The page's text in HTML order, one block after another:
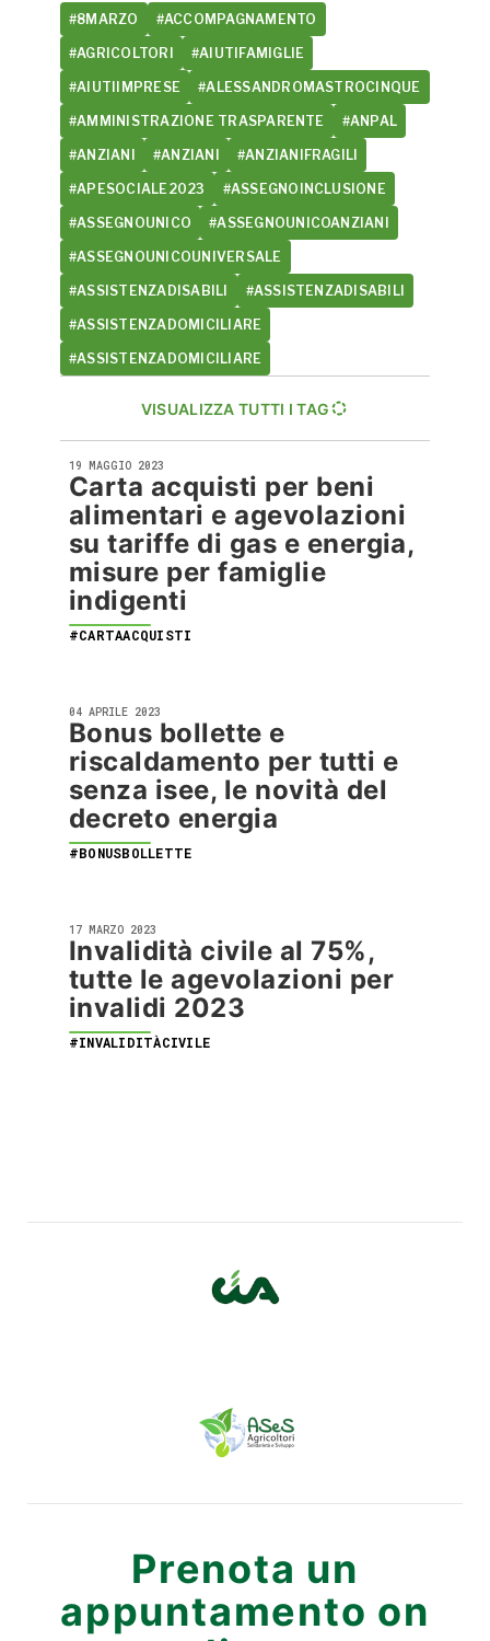
#8MARZO #ACCOMPAGNAMENTO
#AGRICOLTORI #AIUTIFAMIGLIE
#AIUTIIMPRESE #ALESSANDROMASTROCINQUE
#AMMINISTRAZIONE TRASPARENTE #ANPAL
#ANZIANI #ANZIANI #ANZIANIFRAGILI
#APESOCIALE2023 #ASSEGNOINCLUSIONE
#ASSEGNOUNICO #ASSEGNOUNICOANZIANI
#ASSEGNOUNICOUNIVERSALE
#ASSISTENZADISABILI #ASSISTENZADISABILI
#ASSISTENZADOMICILIARE
#ASSISTENZADOMICILIARE
VISUALIZZA TUTTI I TAG
19 MAGGIO 2023
Carta acquisti per beni
alimentari e agevolazioni
su tariffe di gas e energia,
misure per famiglie
indigenti
#CARTAACQUISTI
04 APRILE 2023
Bonus bollette e
riscaldamento per tutti e
senza isee, le novità del
decreto energia
#BONUSBOLLETTE
17 MARZO 2023
Invalidità civile al 75%,
tutte le agevolazioni per
invalidi 2023
#INVALIDITÀCIVILE
Prenota un
appuntamento on